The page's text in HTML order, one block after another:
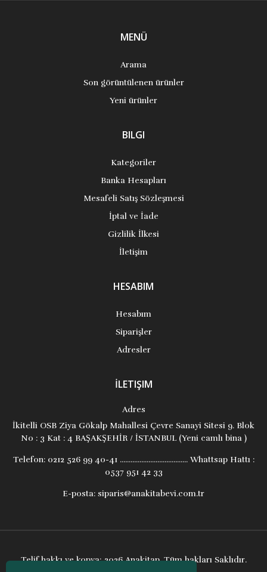
MENÜ
Arama
Son görüntülenen ürünler
Yeni ürünler
BILGI
Kategoriler
Banka Hesapları
Mesafeli Satış Sözleşmesi
İptal ve İade
Gizlilik İlkesi
İletişim
HESABIM
Hesabım
Siparişler
Adresler
İLETIŞIM
Adres
İkitelli OSB Ziya Gökalp Mahallesi Çevre Sanayi Sitesi 9. Blok
No : 3 Kat : 4 BAŞAKŞEHİR / İSTANBUL (Yeni camlı bina )
Telefon:0212 526 99 40-41 ...................................... Whattsap Hattı :
0537 951 42 33
E-posta: siparis@anakitabevi.com.tr
Telif hakkı ve kopya; 2026 Anakitap. Tüm hakları Saklıdır.